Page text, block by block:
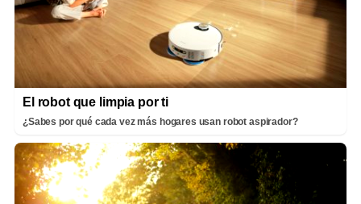
El robot que limpia por ti
¿Sabes por qué cada vez más hogares usan robot aspirador?